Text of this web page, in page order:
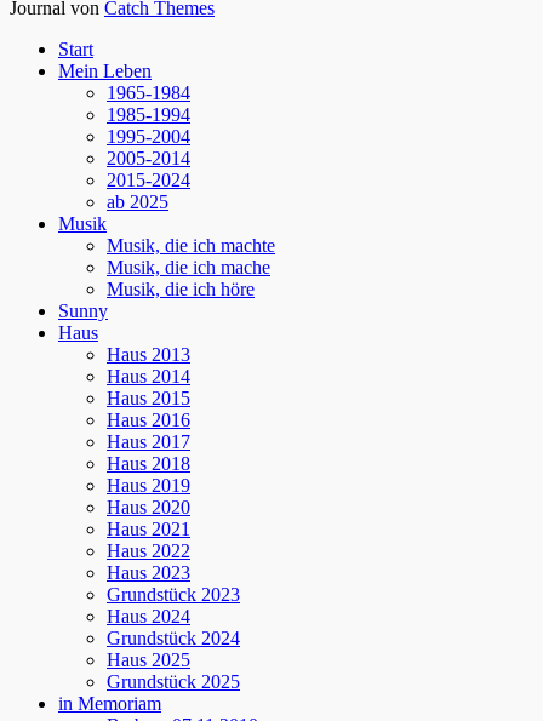
Journal von Catch Themes
oben
scrollen
Start
Mein Leben
1965-1984
1985-1994
1995-2004
2005-2014
2015-2024
ab 2025
Musik
Musik, die ich machte
Musik, die ich mache
Musik, die ich höre
Sunny
Haus
Haus 2013
Haus 2014
Haus 2015
Haus 2016
Haus 2017
Haus 2018
Haus 2019
Haus 2020
Haus 2021
Haus 2022
Haus 2023
Grundstück 2023
Haus 2024
Grundstück 2024
Haus 2025
Grundstück 2025
in Memoriam